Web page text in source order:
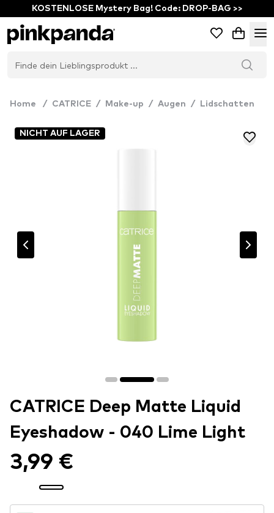
KOSTENLOSE Mystery Bag! Code: DROP-BAG >>
Home / CATRICE / Make-up / Augen / Lidschatten
NICHT AUF LAGER
CATRICE Deep Matte Liquid
Eyeshadow - 040 Lime Light
3,99 €